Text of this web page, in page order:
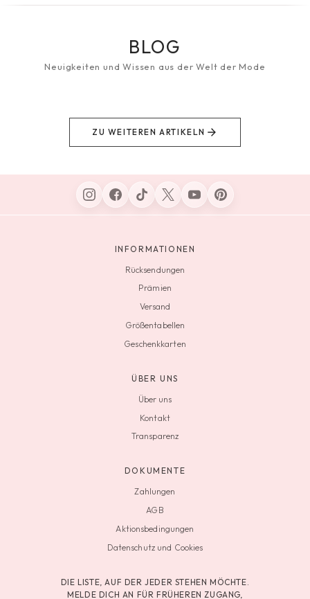
BLOG
Neuigkeiten und Wissen aus der Welt der Mode
ZU WEITEREN ARTIKELN
INFORMATIONEN
Rücksendungen
Prämien
Versand
Größentabellen
Geschenkkarten
ÜBER UNS
Über uns
Kontakt
Transparenz
DOKUMENTE
Zahlungen
AGB
Aktionsbedingungen
Datenschutz und Cookies
DIE LISTE, AUF DER JEDER STEHEN MÖCHTE.
MELDE DICH AN FÜR FRÜHEREN ZUGANG,